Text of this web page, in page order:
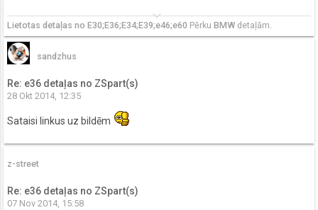
keyboard_arrow_down
Lietotas detaļas no E30;E36;E34;E39;e46;e60 Pērku BMW detaļām.
sandzhus
Re: e36 detaļas no ZSpart(s)
28 Okt 2014, 12:35
Sataisi linkus uz bildēm
z-street
Re: e36 detaļas no ZSpart(s)
07 Nov 2014, 15:58